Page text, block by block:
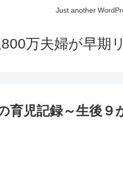
Just another
万夫婦が早期
育児記録～生後９